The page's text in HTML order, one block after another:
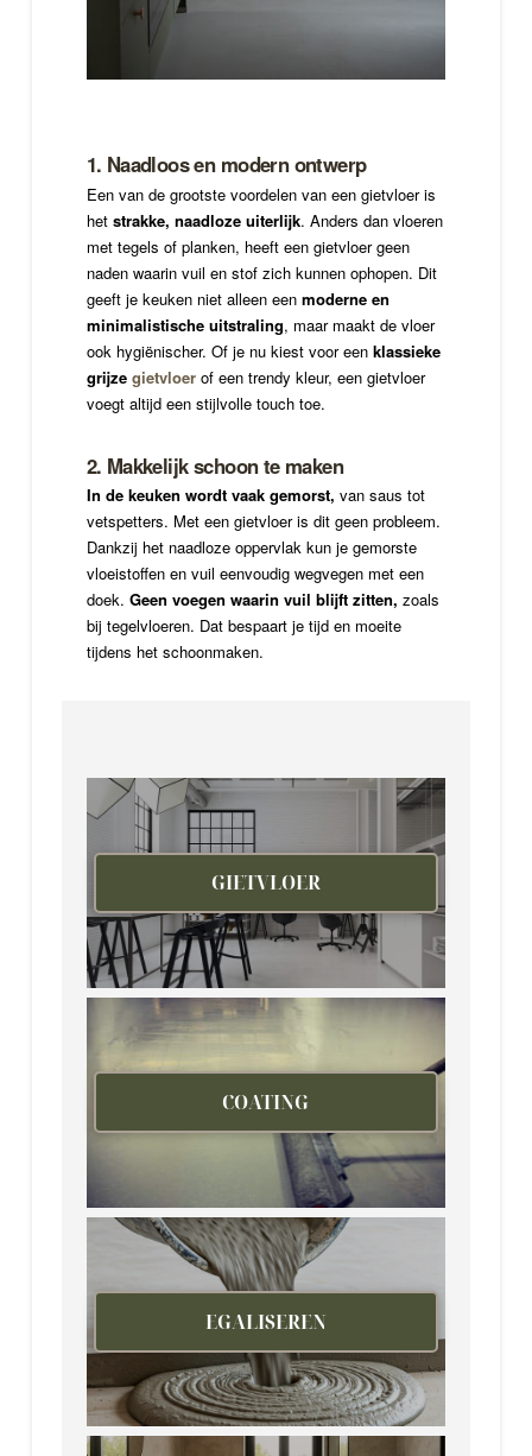
1. Naadloos en modern ontwerp
Een van de grootste voordelen van een gietvloer is
het strakke, naadloze uiterlijk. Anders dan vloeren
met tegels of planken, heeft een gietvloer geen
naden waarin vuil en stof zich kunnen ophopen. Dit
geeft je keuken niet alleen een moderne en
minimalistische uitstraling, maar maakt de vloer
ook hygiënischer. Of je nu kiest voor een klassieke
grijze gietvloerof een trendy kleur, een gietvloer
voegt altijd een stijlvolle touch toe.
2. Makkelijk schoon te maken
In de keuken wordt vaak gemorst, van saus tot
vetspetters. Met een gietvloer is dit geen probleem.
Dankzij het naadloze oppervlak kun je gemorste
vloeistoffen en vuil eenvoudig wegvegen met een
doek. Geen voegen waarin vuil blijft zitten, zoals
bij tegelvloeren. Dat bespaart je tijd en moeite
tijdens het schoonmaken.
GIETVLOER
COATING
EGALISEREN